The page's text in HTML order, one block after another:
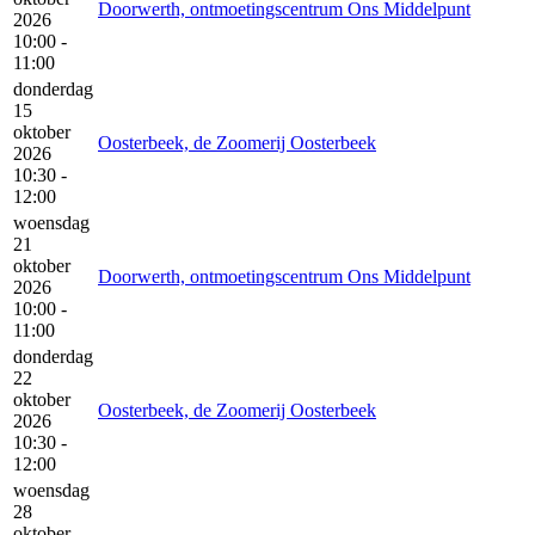
2026
10:00 -
11:00
Doorwerth, ontmoetingscentrum Ons Middelpunt
donderdag
15
oktober
2026
10:30 -
12:00
Oosterbeek, de Zoomerij Oosterbeek
woensdag
21
oktober
2026
10:00 -
11:00
Doorwerth, ontmoetingscentrum Ons Middelpunt
donderdag
22
oktober
2026
10:30 -
12:00
Oosterbeek, de Zoomerij Oosterbeek
woensdag
28